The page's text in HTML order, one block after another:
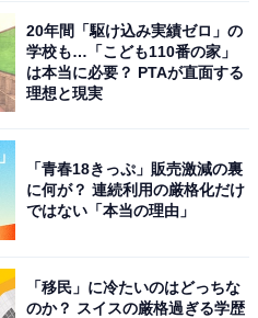
ヤホン 有線 IE 600 ダイナ
り】オーディオファイル ハ
スジルコニウム素材 高遮音性
で見る
20年間「駆け込み実績ゼロ」の
学校も…「こども110番の家」
は本当に必要？ PTAが直面する
理想と現実
「青春18きっぷ」販売激減の裏
に何が？ 連続利用の厳格化だけ
ではない「本当の理由」
「移民」に冷たいのはどっちな
のか？ スイスの厳格過ぎる学歴